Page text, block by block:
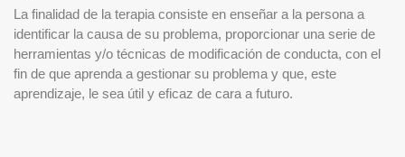
La finalidad de la terapia consiste en enseñar a la persona a
identificar la causa de su problema, proporcionar una serie de
herramientas y/o técnicas de modificación de conducta, con el
fin de que aprenda a gestionar su problema y que, este
aprendizaje, le sea útil y eficaz de cara a futuro.